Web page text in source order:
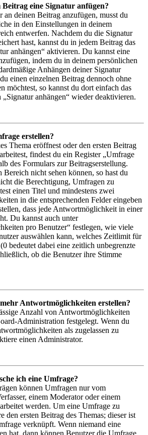
eine Signatur anfügen?
an deinen Beitrag anzufügen, musst du
in den Einstellungen in deinem
entwerfen. Nachdem du die Signatur
hast, kannst du in jedem Beitrag das
anhängen“ aktivieren. Du kannst eine
indem du in deinem persönlichen
Anhängen deiner Signatur
einen einzelnen Beitrag dennoch ohne
möchtest, so kannst du dort einfach das
anhängen“ wieder deaktivieren.
erstellen?
Thema eröffnest oder den ersten Beitrag
findest du ein Register „Umfrage
des Formulars zur Beitragserstellung.
Bereich nicht sehen können, so hast du
die Berechtigung, Umfragen zu
einen Titel und mindestens zwei
in die entsprechenden Felder eingeben
dass jede Antwortmöglichkeit in einer
Du kannst auch unter
pro Benutzer“ festlegen, wie viele
auswählen kann, welches Zeitlimit für
bedeutet dabei eine zeitlich unbegrenzte
ob die Benutzer ihre Stimme
Antwortmöglichkeiten erstellen?
Anzahl von Antwortmöglichkeiten
Administration festgelegt. Wenn du
als zugelassen zu
einen Administrator.
ich eine Umfrage?
können Umfragen nur vom
einem Moderator oder einem
werden. Um eine Umfrage zu
den ersten Beitrag des Themas; dieser ist
verknüpft. Wenn niemand eine